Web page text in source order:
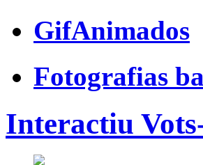
GifAnimados
Fotografias
Interactiu